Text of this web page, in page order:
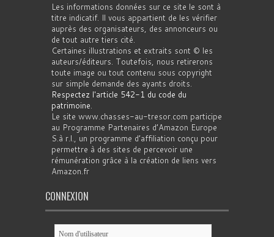
Les informations données sur ce site le sont à
titre indicatif. Il vous appartient de les vérifier
auprès des organisateurs, des annonceurs ou
de tout autre tiers cité.
Certaines illustrations et extraits sont © les
auteurs/éditeurs. Toutefois, nous retirerons
toute image ou tout contenu sous copyright
sur simple demande des ayants droits.
Respectez l'article 542-1 du code du
patrimoine
Le site www.chasses-au-tresor.com participe
au Programme Partenaires d’Amazon Europe
S.à r.l., un programme d’affiliation conçu pour
permettre à des sites de percevoir une
rémunération grâce à la création de liens vers
Amazon.fr
CONNEXION